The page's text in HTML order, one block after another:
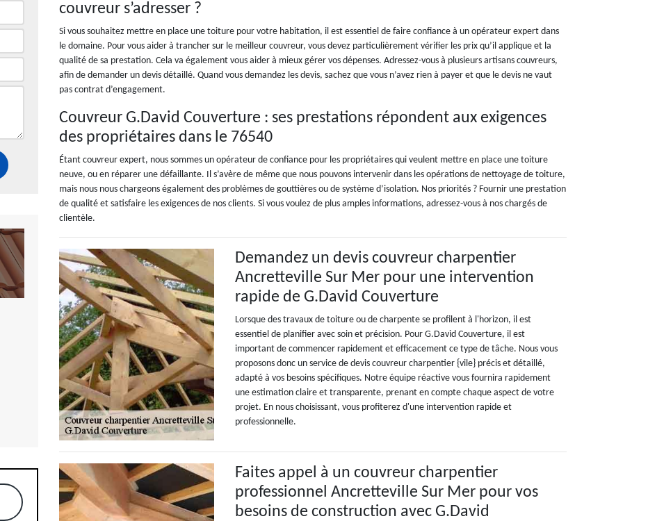
couvreur s’adresser ?
Si vous souhaitez mettre en place une toiture pour votre habitation, il est essentiel de faire confiance à un opérateur expert dans
le domaine. Pour vous aider à trancher sur le meilleur couvreur, vous devez particulièrement vérifier les prix qu’il applique et la
qualité de sa prestation. Cela va également vous aider à mieux gérer vos dépenses. Adressez-vous à plusieurs artisans couvreurs,
afin de demander un devis détaillé. Quand vous demandez les devis, sachez que vous n’avez rien à payer et que le devis ne vaut
pas contrat d’engagement.
Couvreur G.David Couverture : ses prestations répondent aux exigences
des propriétaires dans le 76540
Étant couvreur expert, nous sommes un opérateur de confiance pour les propriétaires qui veulent mettre en place une toiture
neuve, ou en réparer une défaillante. Il s’avère de même que nous pouvons intervenir dans les opérations de nettoyage de toiture,
mais nous nous chargeons également des problèmes de gouttières ou de système d’isolation. Nos priorités ? Fournir une prestation
de qualité et satisfaire les exigences de nos clients. Si vous voulez de plus amples informations, adressez-vous à nos chargés de
clientèle.
Demandez un devis couvreur charpentier
Ancretteville Sur Mer pour une intervention
rapide de G.David Couverture
Lorsque des travaux de toiture ou de charpente se profilent à l'horizon, il est
essentiel de planifier avec soin et précision. Pour G.David Couverture, il est
important de commencer rapidement et efficacement ce type de tâche. Nous vous
proposons donc un service de devis couvreur charpentier {vile} précis et détaillé,
adapté à vos besoins spécifiques. Notre équipe réactive vous fournira rapidement
une estimation claire et transparente, prenant en compte chaque aspect de votre
projet. En nous choisissant, vous profiterez d'une intervention rapide et
professionnelle.
Faites appel à un couvreur charpentier
professionnel Ancretteville Sur Mer pour vos
besoins de construction avec G.David